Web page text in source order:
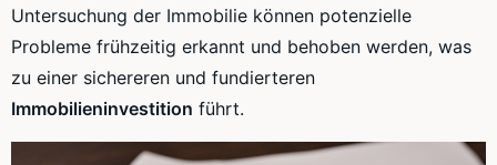
Untersuchung der Immobilie können potenzielle
Probleme frühzeitig erkannt und behoben werden, was
zu einer sichereren und fundierteren
Immobilieninvestition führt.